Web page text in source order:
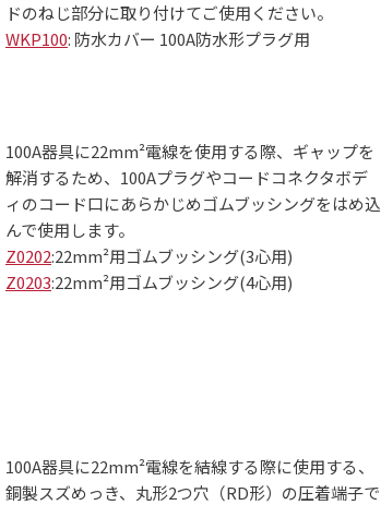
ドのねじ部分に取り付けてご使用ください。
WKP100: 防水カバー 100A防水形プラグ用
100A器具に22mm²電線を使用する際、ギャップを
解消するため、100Aプラグやコードコネクタボデ
ィのコード口にあらかじめゴムブッシングをはめ込
んで使用します。
Z0202:22mm²用ゴムブッシング(3心用)
Z0203:22mm²用ゴムブッシング(4心用)
100A器具に22mm²電線を結線する際に使用する、
銅製スズめっき、丸形2つ穴（RD形）の圧着端子で